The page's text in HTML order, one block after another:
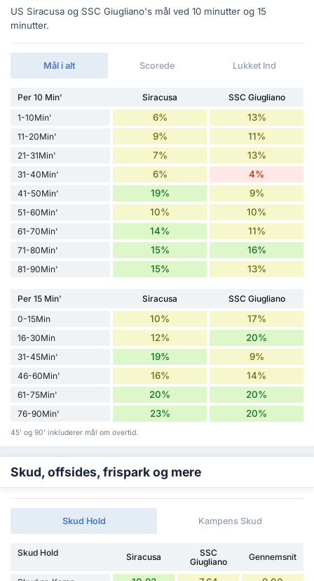
US Siracusa og SSC Giugliano's mål ved 10 minutter og 15
minutter.
Mål i alt Scorede Lukket Ind
Per 10 Min' Siracusa
SSC Giugliano
1-10Min'
6% 13%
11-20Min' 9% 11%
21-31Min' 7% 13%
31-40Min' 6% 4%
41-50Min' 19% 9%
51-60Min' 10% 10%
61-70Min' 14% 11%
71-80Min' 15% 16%
81-90Min' 15% 13%
Per 15 Min' Siracusa
SSC Giugliano
0-15Min
10% 17%
16-30Min 12% 20%
31-45Min' 19% 9%
46-60Min' 16% 14%
61-75Min' 20% 20%
76-90Min' 23% 20%
45' og 90' inkluderer mål om overtid.
Skud, offsides, frispark og mere
Skud Hold Kampens Skud
Skud Hold Siracusa
SSC
Giugliano
Gennemsnit